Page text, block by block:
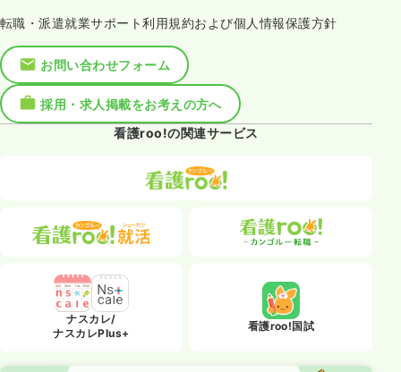
転職・派遣就業サポート利用規約および個人情報保護方針
お問い合わせフォーム
採用・求人掲載をお考えの方へ
看護roo!の関連サービス
ナスカレ/
ナスカレPlus+
看護roo!国試